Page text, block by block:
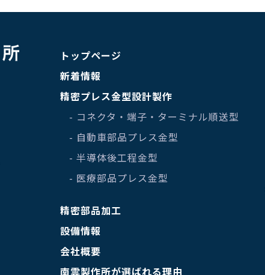
トップページ
新着情報
精密プレス金型設計製作
- コネクタ・端子・ターミナル順送型
- 自動車部品プレス金型
- 半導体後工程金型
- 医療部品プレス金型
精密部品加工
設備情報
会社概要
南雲製作所が選ばれる理由